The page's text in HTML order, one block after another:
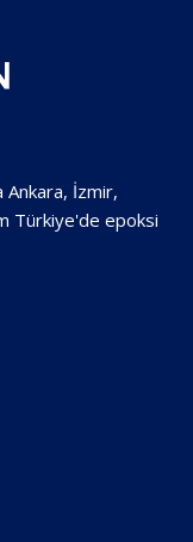
Ankara, İzmir,
Türkiye'de epoksi